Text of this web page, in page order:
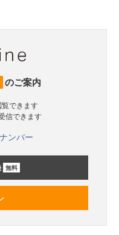
のご案内
覧できます
信できます
ンバー
無料